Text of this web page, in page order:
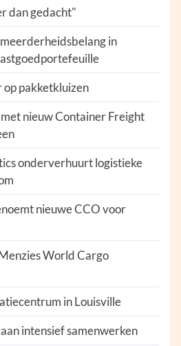
dan gedacht"
in
op pakketkluizen
nieuw Container Freight
onderverhuurt logistieke
nieuwe CCO voor
World Cargo
in Louisville
intensief samenwerken